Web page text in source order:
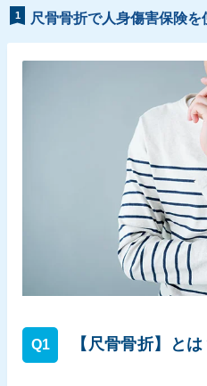
1 尺骨骨折で人身傷害保険を
Q1 【尺骨骨折】と